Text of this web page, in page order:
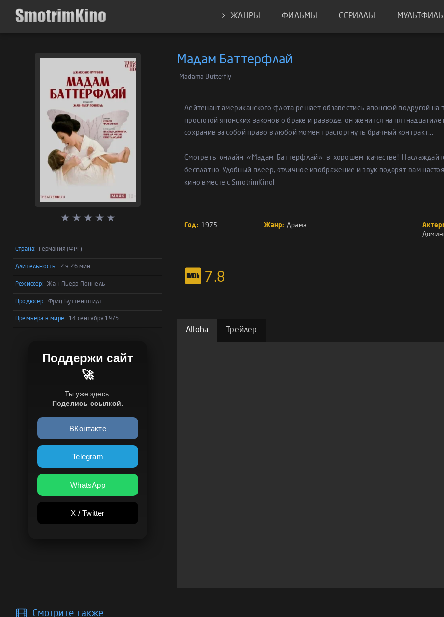
ЖАНРЫ ФИЛЬМЫ СЕРИАЛЫ
Страна: Германия (ФРГ)
Длительность: 2 ч 26 мин
Режиссер: Жан-Пьерр Поннель
Продюсер: Фриц Буттенштидт
Премьера в мире: 14 сентября 1975
Поддержи сайт
🚀
Ты уже здесь.
Поделись ссылкой.
ВКонтакте
Telegram
WhatsApp
X / Twitter
Мадам Баттерфлай
Madama Butterfly
Лейтенант американского флота решает обзавестись японской подругой на
простотой японских законов о браке и разводе, он женится на
сохранив за собой право в любой момент расторгнуть брачный контракт...
Смотреть онлайн «Мадам Баттерфлай» в хорошем качестве!
бесплатно. Удобный плеер, отличное изображение и звук подарят вам
кино вместе с SmotrimKino!
Год: 1975 Жанр: Драма
7.8
Alloha Трейлер
Смотрите также